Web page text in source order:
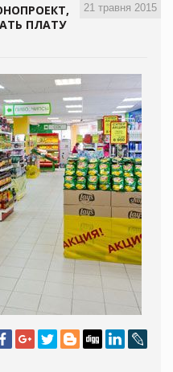
21 травня 2015
ПЛАТУ